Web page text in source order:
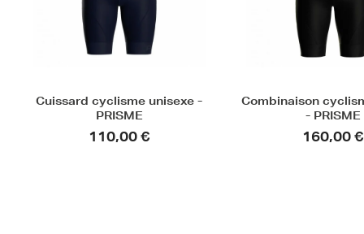
Combinaison cyclisme unisexe
- PRISME
160,00 €
Gants de cyclisme
EVO
39,90 €